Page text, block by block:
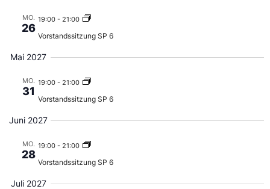
MO.
26
19:00 - 21:00
Vorstandssitzung SP 6
Mai 2027
MO.
31
19:00 - 21:00
Vorstandssitzung SP 6
Juni 2027
MO.
28
19:00 - 21:00
Vorstandssitzung SP 6
Juli 2027